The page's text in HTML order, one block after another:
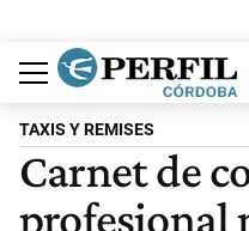
Política
Economía
Judiciales
Sociedad
Cultura
Espectáculos
Deportes
Protagonistas
TAXIS Y REMISES
Carnet de
profesional